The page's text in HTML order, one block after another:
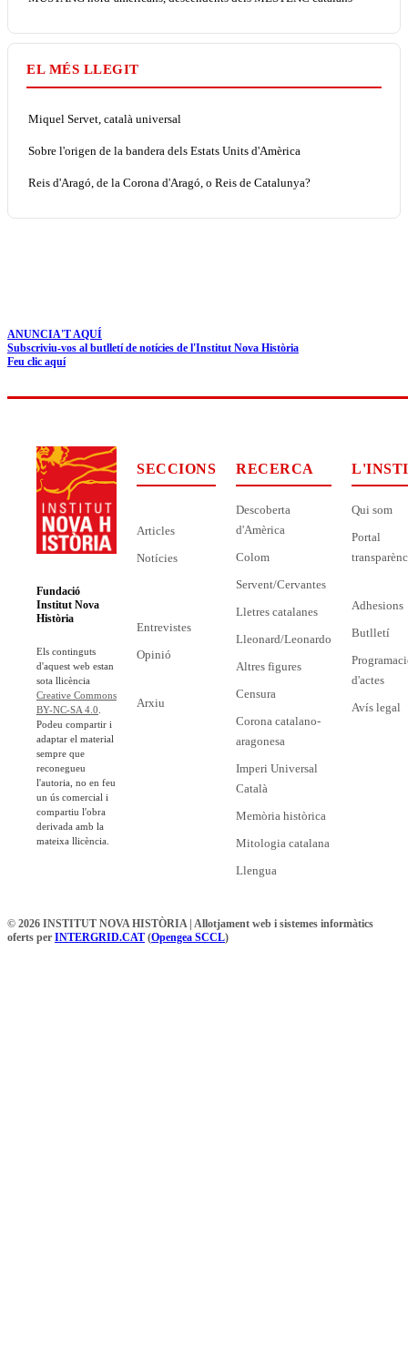
EL MÉS LLEGIT
Miquel Servet, català universal
Sobre l'origen de la bandera dels Estats Units d'Amèrica
Reis d'Aragó, de la Corona d'Aragó, o Reis de Catalunya?
ANUNCIA'T AQUÍ
Subscriviu-vos al butlletí de notícies de l'Institut Nova Història
Feu clic aquí
Fundació
Institut Nova
Història
Els continguts
d'aquest web estan
sota llicència
Creative Commons
BY-NC-SA 4.0
Podeu compartir i
adaptar el material
sempre que
reconegueu
l'autoria, no en feu
un ús comercial i
compartiu l'obra
derivada amb la
mateixa llicència.
SECCIONS
Articles
Notícies
Entrevistes
Opinió
Arxiu
RECERCA
Descoberta
d'Amèrica
Colom
Servent/Cervantes
Lletres catalanes
Lleonard/Leonardo
Altres figures
Censura
Corona catalano-
aragonesa
Imperi Universal
Català
Memòria històrica
Mitologia catalana
Llengua
Qui som
Portal
Adhesions
Butlletí
d'actes
Avís legal
© 2026 INSTITUT NOVA HISTÒRIA | Allotjament web i sistemes informàtics
oferts per INTERGRID.CAT (Opengea SCCL)